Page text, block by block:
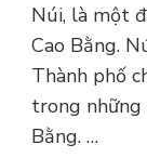
Núi, là một
Cao Bằng.
Thành phố
trong
Bằng. …